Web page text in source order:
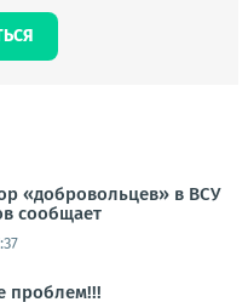
«добровольцев» в ВСУ
сообщает
проблем!!!